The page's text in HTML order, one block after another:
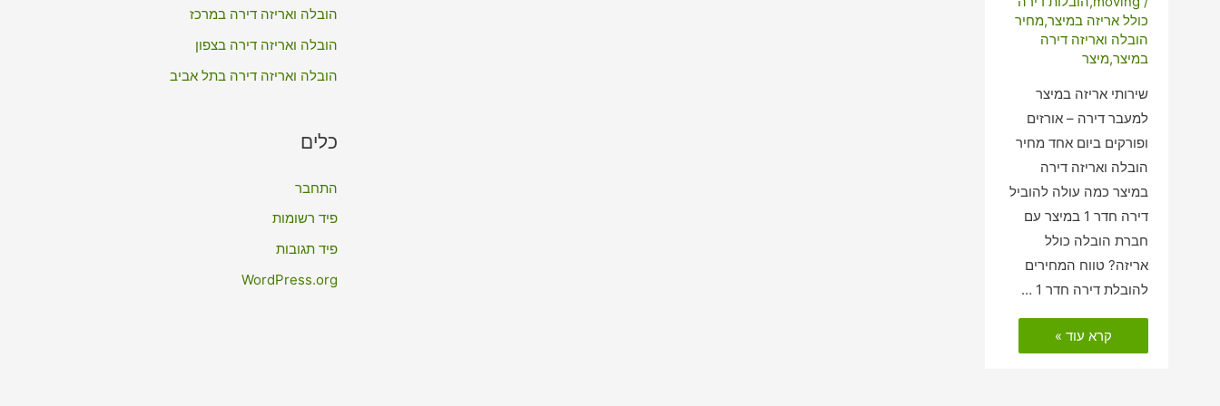
כולל אריזה במיצר,מחיר
הובלה ואריזה דירה
במיצר,מיצר
שירותי אריזה במיצר
למעבר דירה – אורזים
ופורקים ביום אחד מחיר
הובלה ואריזה דירה
במיצר כמה עולה להוביל
דירה חדר 1 במיצר עם
חברת הובלה כולל
אריזה? טווח המחירים
להובלת דירה חדר 1 …
הובלות
דירה
כולל
קרא עוד »
הובלה ואריזה דירה במרכז
הובלה ואריזה דירה בצפון
הובלה ואריזה דירה בתל אביב
כלים
התחבר
פיד רשומות
פיד תגובות
WordPress.org